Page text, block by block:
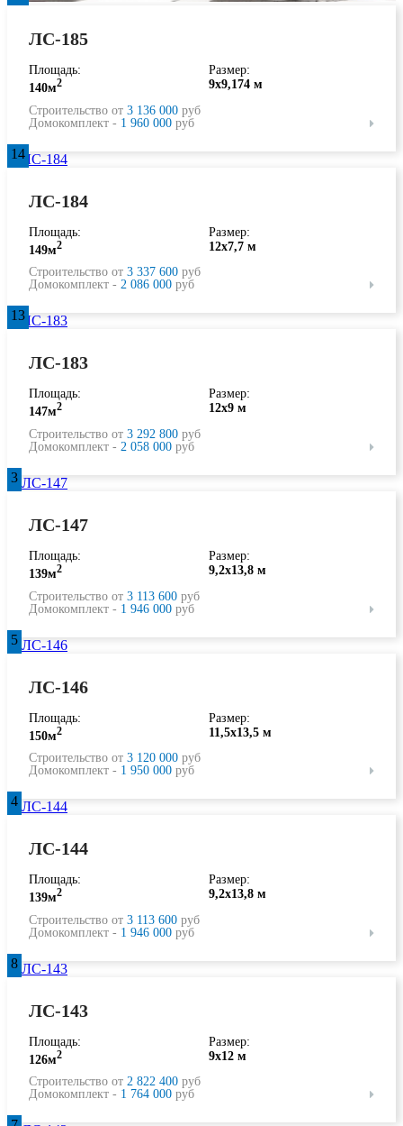
ЛС-185
Площадь:
140м2
Размер:
9х9,174 м
Строительство от 3 136 000 руб
Домокомплект - 1 960 000 руб
14
ЛС-184
Площадь:
149м2
Размер:
12х7,7 м
Строительство от 3 337 600 руб
Домокомплект - 2 086 000 руб
13
ЛС-183
Площадь:
147м2
Размер:
12х9 м
Строительство от 3 292 800 руб
Домокомплект - 2 058 000 руб
3
ЛС-147
Площадь:
139м2
Размер:
9,2х13,8 м
Строительство от 3 113 600 руб
Домокомплект - 1 946 000 руб
5
ЛС-146
Площадь:
150м2
Размер:
11,5х13,5 м
Строительство от 3 120 000 руб
Домокомплект - 1 950 000 руб
4
ЛС-144
Площадь:
139м2
Размер:
9,2х13,8 м
Строительство от 3 113 600 руб
Домокомплект - 1 946 000 руб
8
ЛС-143
Площадь:
126м2
Размер:
9х12 м
Строительство от 2 822 400 руб
Домокомплект - 1 764 000 руб